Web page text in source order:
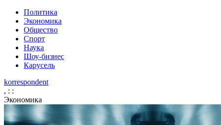
Политика
Экономика
Общество
Спорт
Наука
Шоу-бизнес
Карусель
korrespondent
, : :
Экономика